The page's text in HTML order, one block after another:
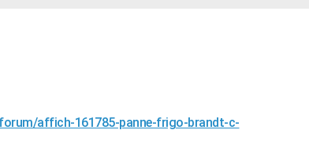
affich-161785-panne-frigo-brandt-c-